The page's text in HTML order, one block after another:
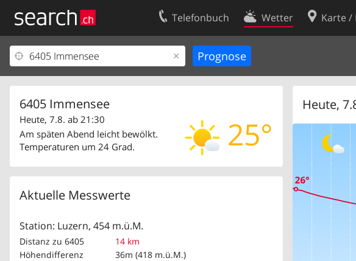
Telefonbuch Wetter Karte /
6405 Immensee
25°
Heute, 7.8. ab 21:30
Am späten Abend leicht bewölkt.
Temperaturen um 24 Grad.
Aktuelle Messwerte
Station: Luzern, 454 m.ü.M.
Distanz zu 6405
14 km
Höhendifferenz
36m (418 m.ü.M.)
Heute,
Ihr Eintrag
Kundencenter Geschäftskunden
Kontakt
Nutzungsbedingungen